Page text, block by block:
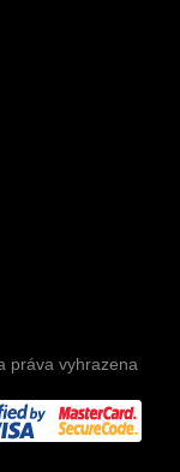
práva vyhrazena